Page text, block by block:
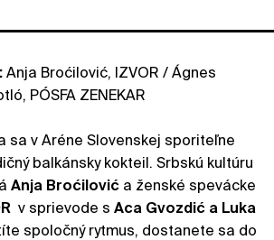
Anja Broćilović, IZVOR / Ágnes
PÓSFA ZENEKAR
sa v Aréne Slovenskej sporiteľne
balkánsky kokteil. Srbskú kultúru
Anja Broćilović a ženské spevácke
v sprievode s Aca Gvozdić a Luka
spoločný rytmus, dostanete sa do